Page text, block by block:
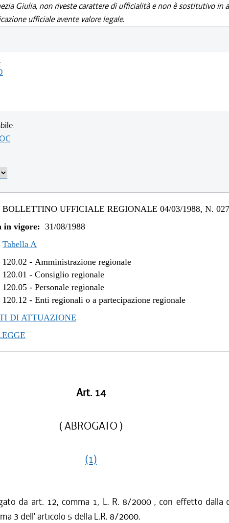
Giulia, non riveste carattere di ufficialità e non è sostitutivo in
ufficiale avente valore legale.
BOLLETTINO UFFICIALE REGIONALE 04/03/1988, N. 027
in vigore: 31/08/1988
Tabella A
120.02 -Amministrazione regionale
120.01 -Consiglio regionale
120.05 -Personale regionale
120.12 -Enti regionali o a partecipazione regionale
DI ATTUAZIONE
Art. 14
( ABROGATO )
(1)
da art. 12, comma 1, L. R. 8/2000 , con effetto dalla
3 dell' articolo 5 della L.R. 8/2000.